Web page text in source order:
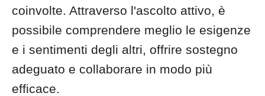
coinvolte. Attraverso l'ascolto attivo, è
possibile comprendere meglio le esigenze
e i sentimenti degli altri, offrire sostegno
adeguato e collaborare in modo più
efficace.